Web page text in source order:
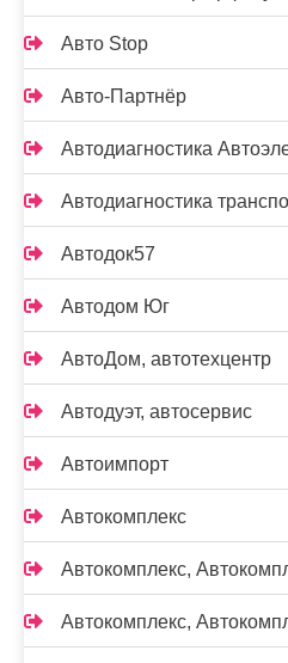
Авто Stop
Авто-Партнёр
Автодиагностика
Автодиагностика
Автодок57
Автодом Юг
АвтоДом, автотехцентр
Автодуэт, автосервис
Автоимпорт
Автокомплекс
Автокомплекс,
Автокомплекс,